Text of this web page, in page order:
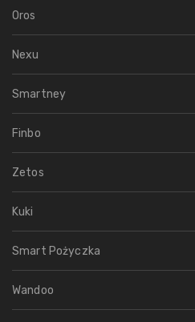
Oros
Nexu
Smartney
Finbo
Zetos
Kuki
Smart Pożyczka
Wandoo